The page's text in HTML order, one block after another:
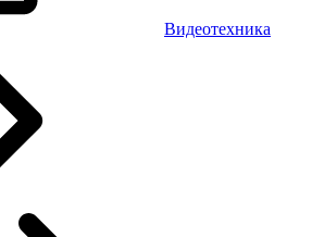
Видеотехника